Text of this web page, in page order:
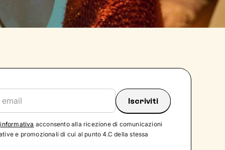
informativa acconsento alla ricezione di comunicazioni
e promozionali di cui al punto 4.C della stessa